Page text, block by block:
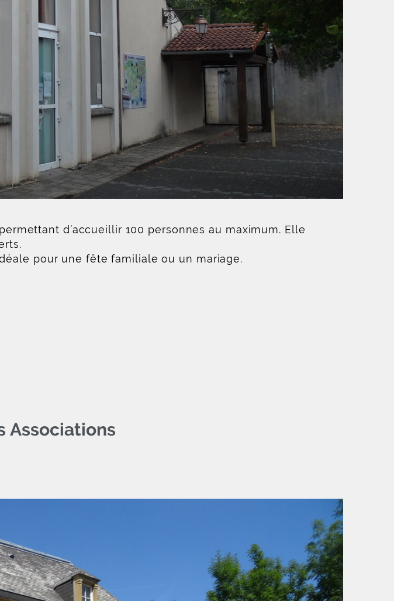
d’accueillir 100 personnes au maximum. Elle
pour une fête familiale ou un mariage.
Associations